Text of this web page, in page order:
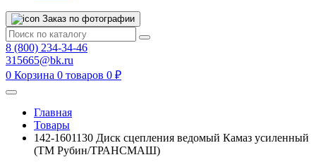
Заказ по фотографии
8 (800) 234-34-46
315665@bk.ru
0 Корзина 0 товаров 0 ₽
Главная
Товары
142-1601130 Диск сцепления ведомый Камаз усиленный
(ТМ Рубин/ТРАНСМАШ)